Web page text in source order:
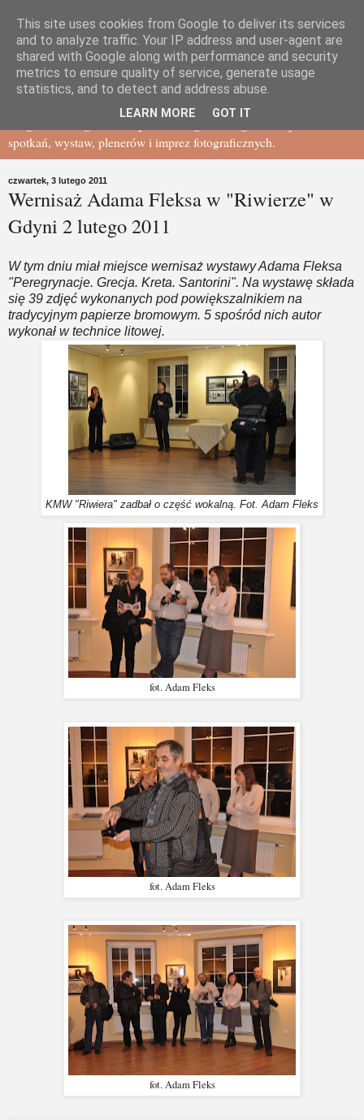
Gdańskie Towarzystwo
Fotograficzne - BLOG
spotkań, wystaw, plenerów i imprez fotograficznych.
czwartek, 3 lutego 2011
Wernisaż Adama Fleksa w "Riwierze" w
Gdyni 2 lutego 2011
W tym dniu miał miejsce wernisaż wystawy Adama Fleksa
"Peregrynacje. Grecja. Kreta. Santorini". Na wystawę składa
się 39 zdjęć wykonanych pod powiększalnikiem na
tradycyjnym papierze bromowym. 5 spośród nich autor
wykonał w technice litowej.
KMW "Riwiera" zadbał o część wokalną. Fot. Adam Fleks
fot. Adam Fleks
fot. Adam Fleks
fot. Adam Fleks
This site uses cookies from Google to deliver its services
and to analyze traffic. Your IP address and user-agent are
shared with Google along with performance and security
metrics to ensure quality of service, generate usage
statistics, and to detect and address abuse.
LEARN MORE GOT IT